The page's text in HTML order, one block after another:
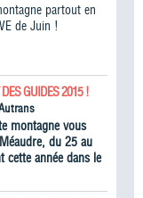
partout en
de Juin !
GUIDES 2015 !
montagne vous
du 25 au
cette année dans le